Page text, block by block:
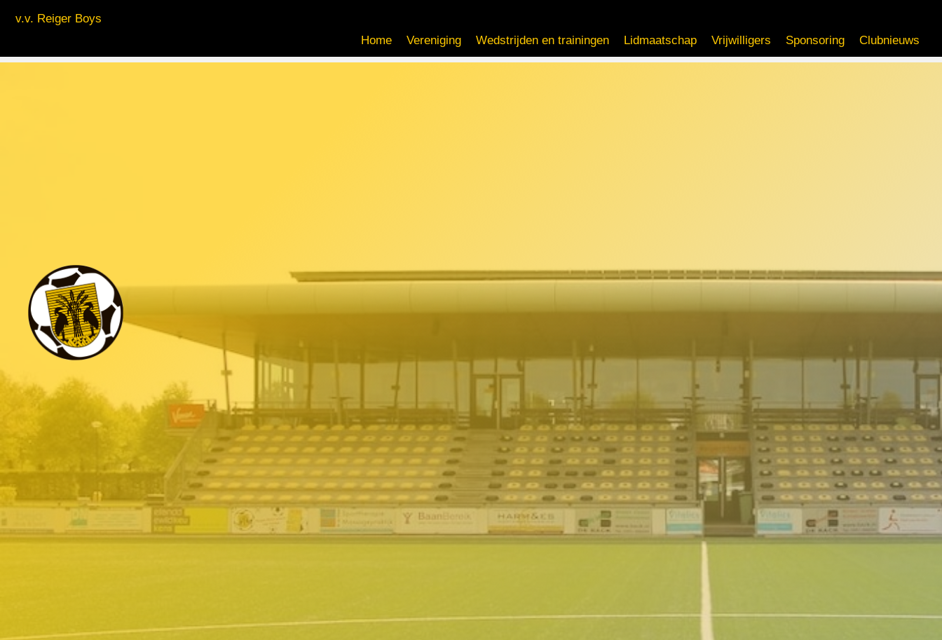
v.v. Reiger Boys
Home
Vereniging Wedstrijden en trainingen Lidmaatschap Vrijwilligers Sponsoring Clubnieuws